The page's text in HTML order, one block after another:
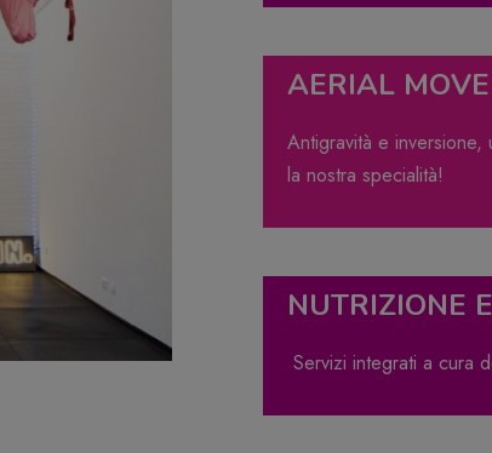
AERIAL MOVE
Antigravità e
la nostra specialità!
NUTRIZIONE
Servizi integrati a cura